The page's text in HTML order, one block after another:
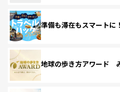
準備も滞在もスマート
地球の歩き方アワード